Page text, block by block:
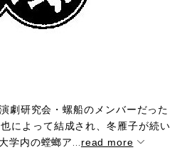
劇研究会・螺船のメンバーだった
によって結成され、冬雁子が続い
学内の螳螂ア...read more